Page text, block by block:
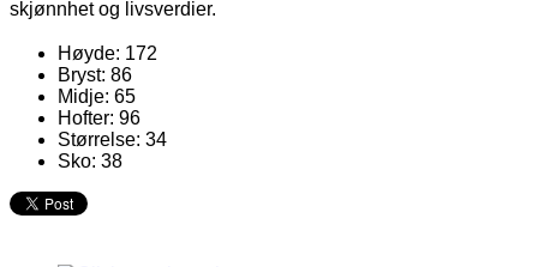
skjønnhet og livsverdier.
Høyde: 172
Bryst: 86
Midje: 65
Hofter: 96
Størrelse: 34
Sko: 38